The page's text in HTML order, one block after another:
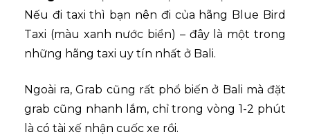
Nếu đi taxi thì bạn nên đi của hãng Blue Bird
Taxi (màu xanh nước biển) – đây là một trong
những hãng taxi uy tín nhất ở Bali.
Ngoài ra, Grab cũng rất phổ biến ở Bali mà đặt
grab cũng nhanh lắm, chỉ trong vòng 1-2 phút
là có tài xế nhận cuốc xe rồi.